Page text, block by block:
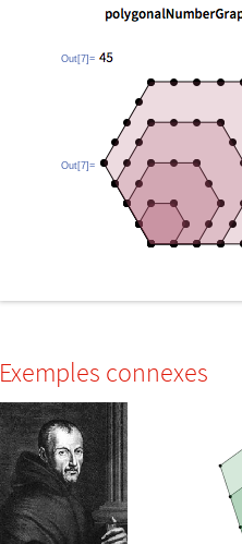
Out[7]=
Out[7]=
Exemples connexes